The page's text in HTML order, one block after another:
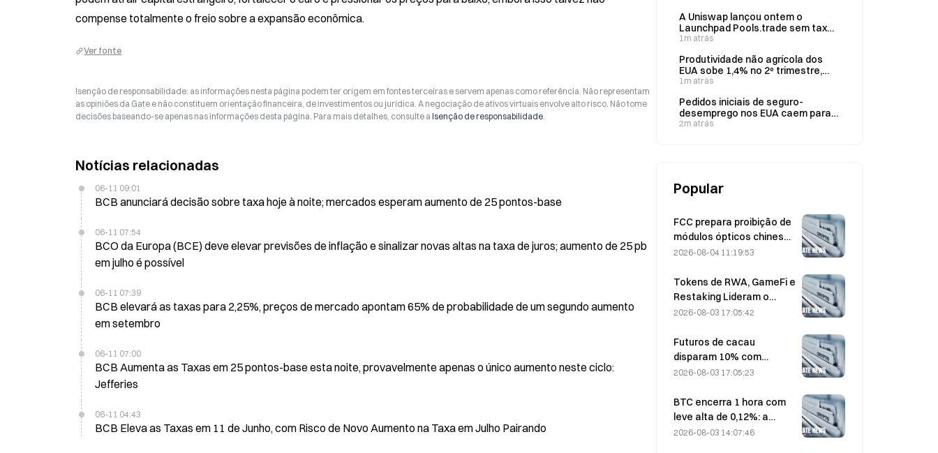
compense totalmente o freio sobre a expansão econômica.
Ver fonte
Isenção de responsabilidade: as informações nesta página podem ter origem em fontes terceiras e servem apenas como referência. Não representam
as opiniões da Gate e não constituem orientação financeira, de investimentos ou jurídica. A negociação de ativos virtuais envolve alto risco. Não tome
decisões baseando-se apenas nas informações desta página. Para mais detalhes, consulte a Isenção de responsabilidade.
Notícias relacionadas
06-11 09:01
BCB anunciará decisão sobre taxa hoje à noite; mercados esperam aumento de 25 pontos-base
06-11 07:54
BCO da Europa (BCE) deve elevar previsões de inflação e sinalizar novas altas na taxa de juros; aumento de 25 pb
em julho é possível
06-11 07:39
BCB elevará as taxas para 2,25%, preços de mercado apontam 65% de probabilidade de um segundo aumento
em setembro
06-11 07:00
BCB Aumenta as Taxas em 25 pontos-base esta noite, provavelmente apenas o único aumento neste ciclo:
Jefferies
06-11 04:43
BCB Eleva as Taxas em 11 de Junho, com Risco de Novo Aumento na Taxa em Julho Pairando
A Uniswap lançou ontem o
Launchpad Pools.trade sem taxas
na Robinhood Chain.
1m atrás
Produtividade não agrícola dos
EUA sobe 1,4% no 2º trimestre,
superando a previsão de 0,3%
1m atrás
Pedidos iniciais de seguro-
desemprego nos EUA caem para
199.000 na semana encerrada em
2m atrás
Popular
FCC prepara proibição de
módulos ópticos chineses
para data centers;
da Xinyuan sofre impacto
de 27%
2026-08-04 11:19:53
Tokens de RWA, GameFi e
Restaking Lideram o
Desempenho do Mercado
2026-08-03 17:05:42
Futuros de cacau
disparam 10% com
preocupações sobre a
de US$ 6.000 por tonelada
2026-08-03 17:05:23
BTC encerra 1 hora com
leve alta de 0,12%: a
melhora nas tensões
2026-08-03 14:07:46